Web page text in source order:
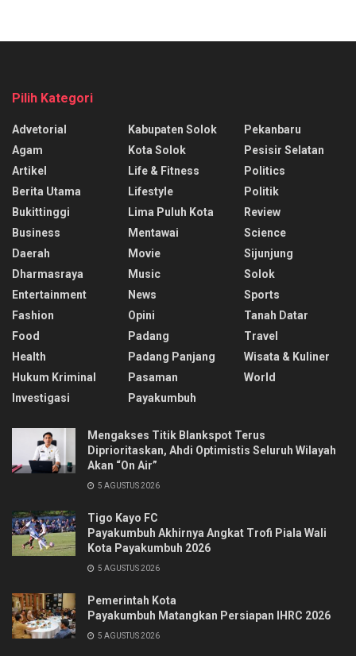
Pilih Kategori
Advetorial
Agam
Artikel
Berita Utama
Bukittinggi
Business
Daerah
Dharmasraya
Entertainment
Fashion
Food
Health
Hukum Kriminal
Investigasi
Kabupaten Solok
Kota Solok
Life & Fitness
Lifestyle
Lima Puluh Kota
Mentawai
Movie
Music
News
Opini
Padang
Padang Panjang
Pasaman
Payakumbuh
Pekanbaru
Pesisir Selatan
Politics
Politik
Review
Science
Sijunjung
Solok
Sports
Tanah Datar
Travel
Wisata & Kuliner
World
Mengakses Titik Blankspot Terus
Diprioritaskan, Ahdi Optimistis Seluruh Wilayah
Akan “On Air”
5 AGUSTUS 2026
Tigo Kayo FC
Payakumbuh Akhirnya Angkat Trofi Piala Wali
Kota Payakumbuh 2026
5 AGUSTUS 2026
Pemerintah Kota
Payakumbuh Matangkan Persiapan IHRC 2026
5 AGUSTUS 2026